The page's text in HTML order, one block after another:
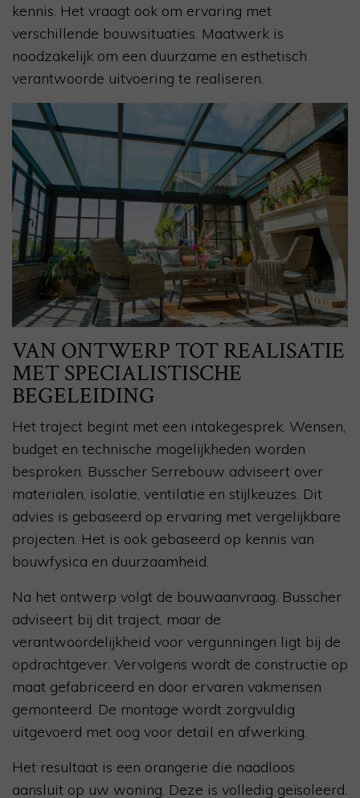
kennis. Het vraagt ook om ervaring met
verschillende bouwsituaties. Maatwerk is
noodzakelijk om een duurzame en esthetisch
verantwoorde uitvoering te realiseren.
VAN ONTWERP TOT REALISATIE
MET SPECIALISTISCHE
BEGELEIDING
Het traject begint met een intakegesprek. Wensen,
budget en technische mogelijkheden worden
besproken. Busscher Serrebouw adviseert over
materialen, isolatie, ventilatie en stijlkeuzes. Dit
advies is gebaseerd op ervaring met vergelijkbare
projecten. Het is ook gebaseerd op kennis van
bouwfysica en duurzaamheid.
Na het ontwerp volgt de bouwaanvraag. Busscher
adviseert bij dit traject, maar de
verantwoordelijkheid voor vergunningen ligt bij de
opdrachtgever. Vervolgens wordt de constructie op
maat gefabriceerd en door ervaren vakmensen
gemonteerd. De montage wordt zorgvuldig
uitgevoerd met oog voor detail en afwerking.
Het resultaat is een orangerie die naadloos
aansluit op uw woning. Deze is volledig geïsoleerd.